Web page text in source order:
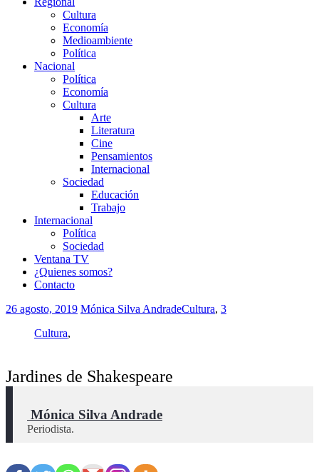
Cultura
Economía
Medioambiente
Política
Nacional
Política
Economía
Cultura
Arte
Literatura
Cine
Pensamientos
Internacional
Sociedad
Educación
Trabajo
Internacional
Política
Sociedad
Ventana TV
¿Quienes somos?
Contacto
26 agosto, 2019 Mónica Silva AndradeCultura, 3
Cultura,
Jardines de Shakespeare
Mónica Silva Andrade
Periodista.